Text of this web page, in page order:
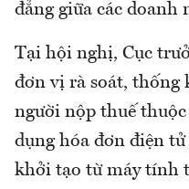
đẳng giữa các doanh
Tại hội nghị, Cục
đơn vị rà soát, thống
người nộp thuế
dụng hóa đơn điện
khởi tạo từ máy tính